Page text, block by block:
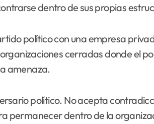
dentro de sus propias
político con una empresa
cerradas donde el
amenaza.
político. No acepta
permanecer dentro de la